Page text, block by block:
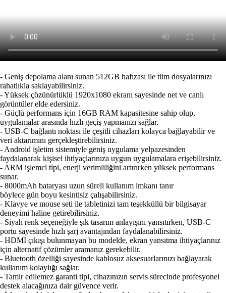
- Geniş depolama alanı sunan 512GB hafızası ile tüm dosyalarınızı
rahatlıkla saklayabilirsiniz.
- Yüksek çözünürlüklü 1920x1080 ekranı sayesinde net ve canlı
görüntüler elde edersiniz.
- Güçlü performans için 16GB RAM kapasitesine sahip olup,
uygulamalar arasında hızlı geçiş yapmanızı sağlar.
- USB-C bağlantı noktası ile çeşitli cihazları kolayca bağlayabilir ve
veri aktarımını gerçekleştirebilirsiniz.
- Android işletim sistemiyle geniş uygulama yelpazesinden
faydalanarak kişisel ihtiyaçlarınıza uygun uygulamalara erişebilirsiniz.
- ARM işlemci tipi, enerji verimliliğini artırırken yüksek performans
sunar.
- 8000mAh bataryası uzun süreli kullanım imkanı tanır
böylece gün boyu kesintisiz çalışabilirsiniz.
- Klavye ve mouse seti ile tabletinizi tam teşekküllü bir bilgisayar
deneyimi haline getirebilirsiniz.
- Siyah renk seçeneğiyle şık tasarım anlayışını yansıtırken, USB-C
portu sayesinde hızlı şarj avantajından faydalanabilirsiniz.
- HDMI çıkışı bulunmayan bu modelde, ekran yansıtma ihtiyaçlarınız
için alternatif çözümler aramanız gerekebilir.
- Bluetooth özelliği sayesinde kablosuz aksesuarlarınızı bağlayarak
kullanım kolaylığı sağlar.
- Tamir edilemez garanti tipi, cihazınızın servis sürecinde profesyonel
destek alacağınıza dair güvence verir.